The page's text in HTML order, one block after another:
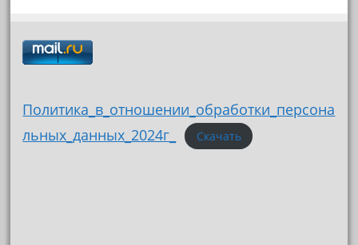
Политика_в_отношении_обработки_персона
льных_данных_2024г_
Скачать